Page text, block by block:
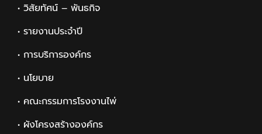
• วิสัยทัศน์ – พันธกิจ
• รายงานประจำปี
• การบริการองค์กร
• นโยบาย
• คณะกรรมการโรงงานไพ่
• ผังโครงสร้างองค์กร